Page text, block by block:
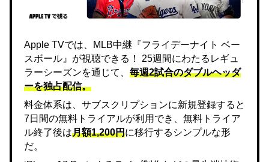
Apple TVでは、MLB中継『フライデーナイト ベー
スボール』が視聴できる！ 25週間にわたるレギュ
ラーシーズンを通じて、 毎週2試合のダブルヘッダ
ーを独占配信。
料金体系は、サブスクリプションに新規登録すると
7日間の無料トライアルが利用でき、無料トライア
ル終了後は月額1,200円に移行するシンプルな形
だ。